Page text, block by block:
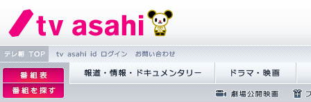
繝�Ξ譛
� TOP
tv asahi id 繝ｭ繧ｰ
縺雁撫縺
�粋繧上
逡
繝峨Λ繝槭�譏
繝